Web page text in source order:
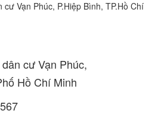
Vạn Phúc, P.Hiệp Bình, TP.Hồ Chí
cư Vạn Phúc,
Hồ Chí Minh